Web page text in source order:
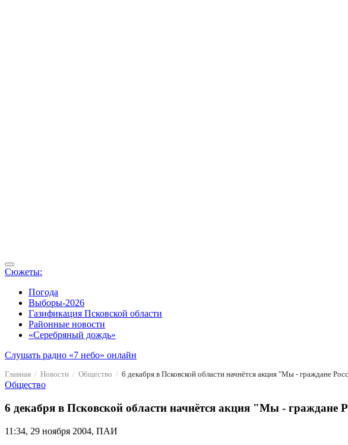
Сюжеты:
Погода
Выборы-2026
Газификация Псковской области
Районные новости
«Серебряный дождь»
Слушать радио «7 небо» онлайн
Главная Новости Общество 6 декабря в Псковской области начнётся акция "Мы - граждане
Общество
6 декабря в Псковской области начнётся акция "Мы - граждане
11:34, 29 ноября 2004, ПАИ